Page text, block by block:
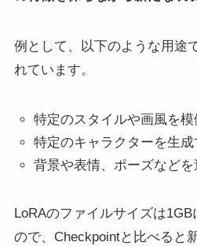
例として、以下のような用途
れています。
特定のスタイルや画風を模
特定のキャラクターを生
背景や表情、ポーズなどを
LoRAのファイルサイズは
ので、Checkpointと比べると